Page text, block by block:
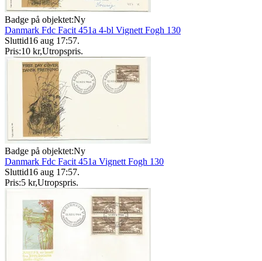
Badge på objektet:Ny
Danmark Fdc Facit 451a 4-bl Vignett Fogh 130
Sluttid16 aug 17:57.
Pris:10 kr,Utropspris.
Badge på objektet:Ny
Danmark Fdc Facit 451a Vignett Fogh 130
Sluttid16 aug 17:57.
Pris:5 kr,Utropspris.